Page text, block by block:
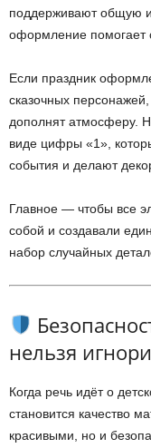
поддерживают общую
оформление помогает
Если праздник
сказочных
дополнят атмосферу.
виде цифры «1»,
события и делают
Главное — чтобы все
собой и создавали
набор случайных
нельзя
Когда речь идёт о
становится качество
красивыми, но и